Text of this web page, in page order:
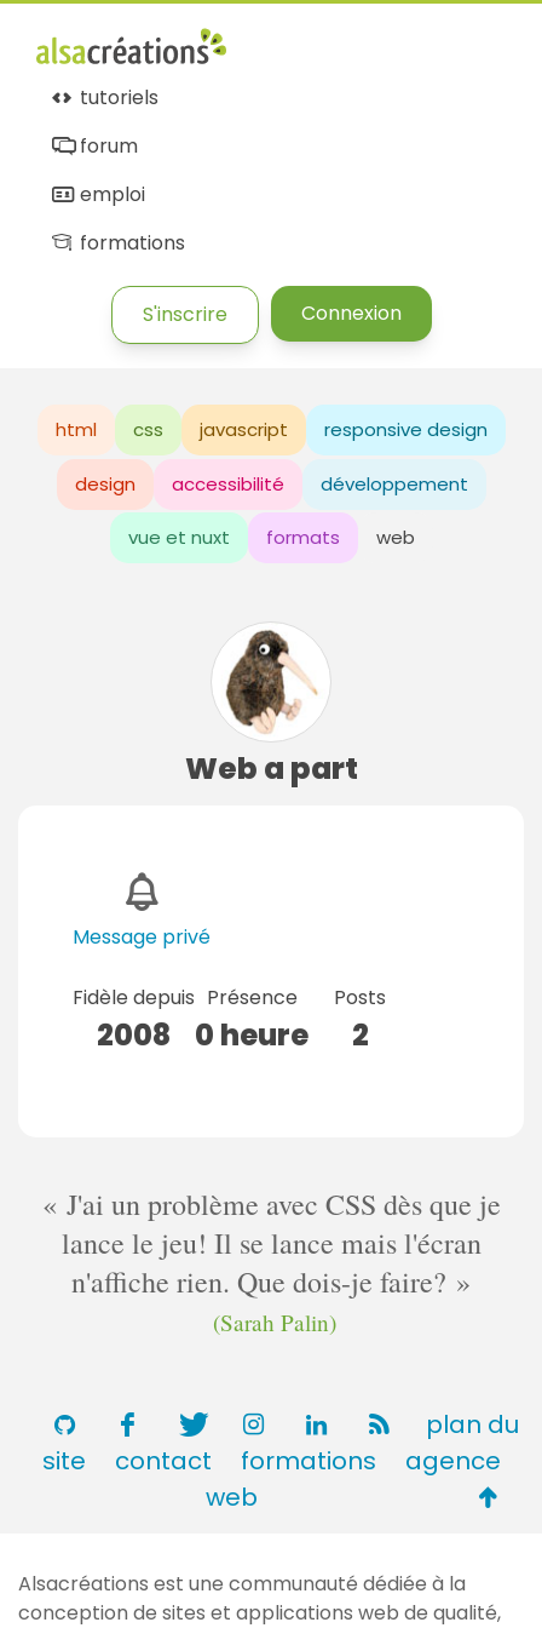
tutoriels
forum
emploi
formations
S'inscrire Connexion
html css javascript responsive design
design accessibilité développement
vue et nuxt formats web
Web a part
Message privé
Fidèle depuis
2008
Présence
0 heure
Posts
2
J'ai un problème avec CSS dès que je
lance le jeu! Il se lance mais l'écran
n'affiche rien. Que dois-je faire?
(Sarah Palin)
plan du
site
contact formations
agence
web
de
Alsacréations est une communauté dédiée à la
conception de sites et applications web de qualité,